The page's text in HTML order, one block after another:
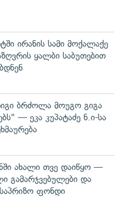
ირანის სამი მოქალაქე
ყალბი საბუთებით
ბრძოლა მოუგო გიგა
— ეკა კუპატაძე ნ.ი-სა
ახალი თვე დაიწყო —
გამარჯვებულები და
ფონდი